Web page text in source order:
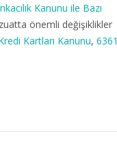
Kanunu ile Bazı
önemli değişiklikler
Kartları Kanunu, 6361